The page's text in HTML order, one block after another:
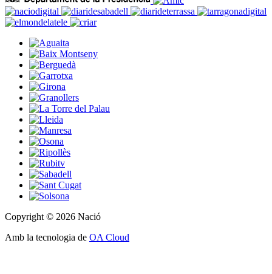
Copyright © 2026 Nació
Amb la tecnologia de OA Cloud